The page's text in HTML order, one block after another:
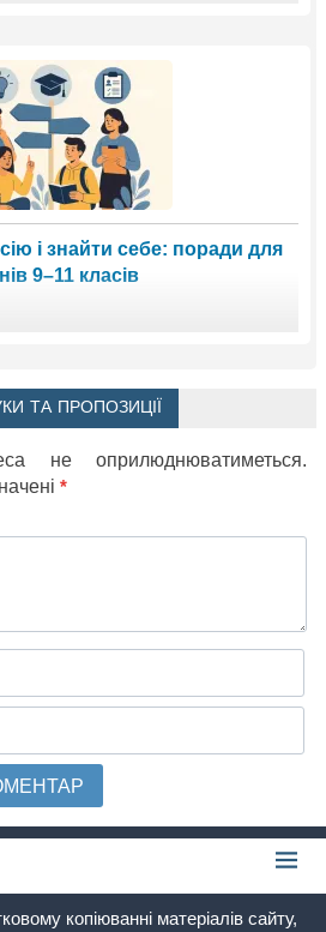
і знайти себе: поради для
9–11 класів
ТА ПРОПОЗИЦІЇ
не оприлюднюватиметься.
*
копіюванні матеріалів сайту,